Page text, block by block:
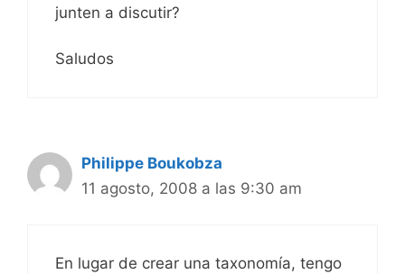
junten a discutir?
Saludos
Philippe Boukobza
11 agosto, 2008 a las 9:30 am
En lugar de crear una taxonomía, tengo